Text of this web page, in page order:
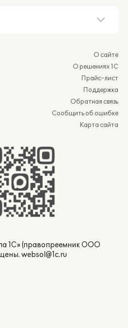
О сайте
О решениях 1С
Прайс-лист
Поддержка
Обратная связь
Сообщить об ошибке
Карта сайта
1С» (правопреемник ООО
websol@1c.ru